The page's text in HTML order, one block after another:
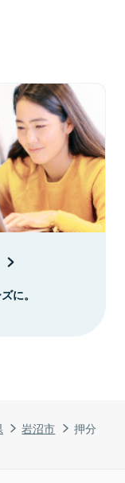
岩沼市 押分
に。